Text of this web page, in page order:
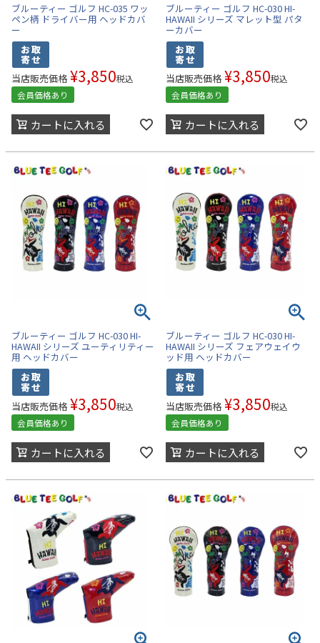
ブルーティー ゴルフ HC-035 ワッ
ペン柄 ドライバー用 ヘッドカバ
ー
当店販売価格 ¥3,850税込
会員価格あり
カートに入れる
ブルーティー ゴルフ HC-030 HI-
HAWAII シリーズ マレット型 パタ
ーカバー
当店販売価格 ¥3,850税込
会員価格あり
カートに入れる
ブルーティー ゴルフ HC-030 HI-
HAWAII シリーズ ユーティリティー
用 ヘッドカバー
当店販売価格 ¥3,850税込
会員価格あり
カートに入れる
ブルーティー ゴルフ HC-030 HI-
HAWAII シリーズ フェアウェイウ
ッド用 ヘッドカバー
当店販売価格 ¥3,850税込
会員価格あり
カートに入れる